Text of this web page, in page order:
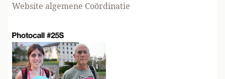
Website algemene Coördinatie